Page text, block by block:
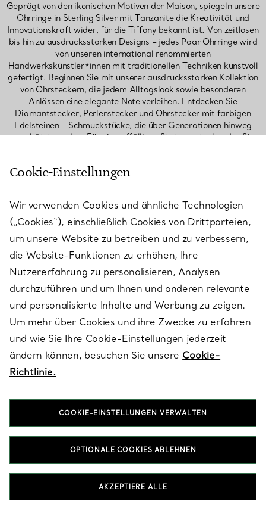
Geprägt von den ikonischen Motiven der Maison, spiegeln unsere
Ohrringe in Sterling Silver mit Tanzanite die Kreativität und
Innovationskraft wider, für die Tiffany bekannt ist. Von zeitlosen
bis hin zu ausdrucksstarken Designs – jedes Paar Ohrringe wird
von unseren international renommierten
Handwerkskünstler*innen mit traditionellen Techniken kunstvoll
gefertigt. Beginnen Sie mit unserer ausdrucksstarken Kollektion
von Ohrsteckern, die jedem Alltagslook sowie besonderen
Anlässen eine elegante Note verleihen. Entdecken Sie
Diamantstecker, Perlenstecker und Ohrstecker mit farbigen
Edelsteinen – Schmuckstücke, die über Generationen hinweg
geschätzt werden. Für ein auffälliges Statement erkunden Sie
Knoten- und Schlossmotiv inspirierten Designs bis hin zu
elegante Designs – erhältlich als Stecker, Creolen oder
Ohrhänger. Entdecken Sie zudem unsere begehrte Auswahl an
Diamantohrringen: von Pavé-Creolen über Solitär-Ohrringe bis
hin zu funkelnden Diamant-Ohrhängern, kunstvoll entworfen von
unseren Meisterhandwerker*innen. Für das perfekte Earring-
Stack kombinieren Sie verschiedene Metalle, Formen oder
Längen – etwa Diamantstecker, Ohrhänger und kleine Creolen –
auf ungezwungene Weise. Präsentiert in unserer ikonischen Blue
Box sind Tiffany Ohrringe in Sterling Silver mit Tanzanite ein
außergewöhnliches Schmuckstück, das von Generation zu
Generation weitergegeben wird.
HALSKETTEN & ANHÄNGER IN STERLING SILVER MIT TANZANITE
ARMBÄNDER IN STERLING SILVER MIT TANZANITE
Cookie-Einstellungen
Wir verwenden Cookies und ähnliche Technologien
(„Cookies“), einschließlich Cookies von Drittparteien,
um unsere Website zu betreiben und zu verbessern,
die Website-Funktionen zu erhöhen, Ihre
Nutzererfahrung zu personalisieren, Analysen
durchzuführen und um Ihnen und anderen relevante
und personalisierte Inhalte und Werbung zu zeigen.
Um mehr über Cookies und ihre Zwecke zu erfahren
und wie Sie Ihre Cookie-Einstellungen jederzeit
ändern können, besuchen Sie unsere Cookie-
Richtlinie.
COOKIE-EINSTELLUNGEN VERWALTEN
OPTIONALE COOKIES ABLEHNEN
AKZEPTIERE ALLE